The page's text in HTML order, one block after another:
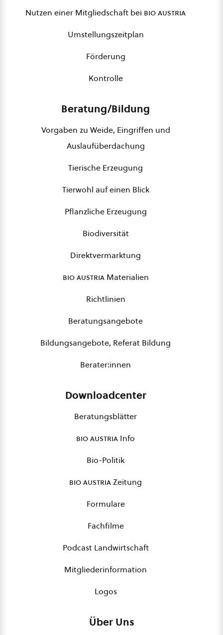
Nutzen einer Mitgliedschaft bei bio austria
Umstellungszeitplan
Förderung
Kontrolle
Beratung/Bildung
Vorgaben zu Weide, Eingriffen und
Auslaufüberdachung
Tierische Erzeugung
Tierwohl auf einen Blick
Pflanzliche Erzeugung
Biodiversität
Direktvermarktung
bio austriaMaterialien
Richtlinien
Beratungsangebote
Bildungsangebote, Referat Bildung
Berater:innen
Downloadcenter
Beratungsblätter
bio austria Info
Bio-Politik
bio austriaZeitung
Formulare
Fachfilme
Podcast Landwirtschaft
Mitgliederinformation
Logos
Über Uns